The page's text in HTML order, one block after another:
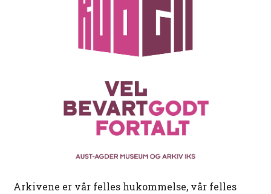
Arkivene er vår felles hukommelse, vår felles